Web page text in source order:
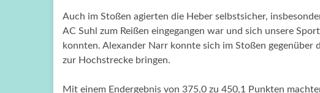
Auch im Stoßen agierten die Heber selbstsicher,
AC Suhl zum Reißen eingegangen war und sich unsere
konnten. Alexander Narr konnte sich im Stoßen gegenüber
zur Hochstrecke bringen.
Mit einem Endergebnis von 375,0 zu 450,1 Punkten